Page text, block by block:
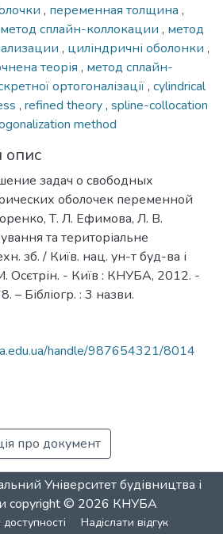
, переменная толщина ,
метод сплайн-коллокации , метод
, циліндричні оболонки ,
теорія , метод сплайн-
ортогоналізації, cylindrical
, refined theory, spline-collocation
method
опис
задач о свободных
оболочек переменной
Т. Л. Ефимова, Л. В.
та територіальне
зб. / Київ. нац. ун-т буд-ва і
Осєтрін. - Київ : КНУБА, 2012. -
– Бібліогр. : 3 назви.
handle/987654321/8014
про документ
Університет будівництва і
copyright © 2026 КНУБА
Надіслати відгук